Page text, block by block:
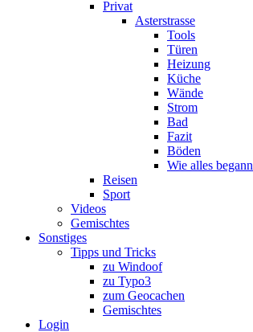
Privat
Asterstrasse
Tools
Türen
Heizung
Küche
Wände
Strom
Bad
Fazit
Böden
Wie alles begann
Reisen
Sport
Videos
Gemischtes
Sonstiges
Tipps und Tricks
zu Windoof
zu Typo3
zum Geocachen
Gemischtes
Login